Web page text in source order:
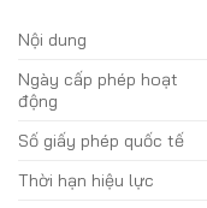
Nội dung
Ngày cấp phép hoạt
động
Số giấy phép quốc tế
Thời hạn hiệu lực